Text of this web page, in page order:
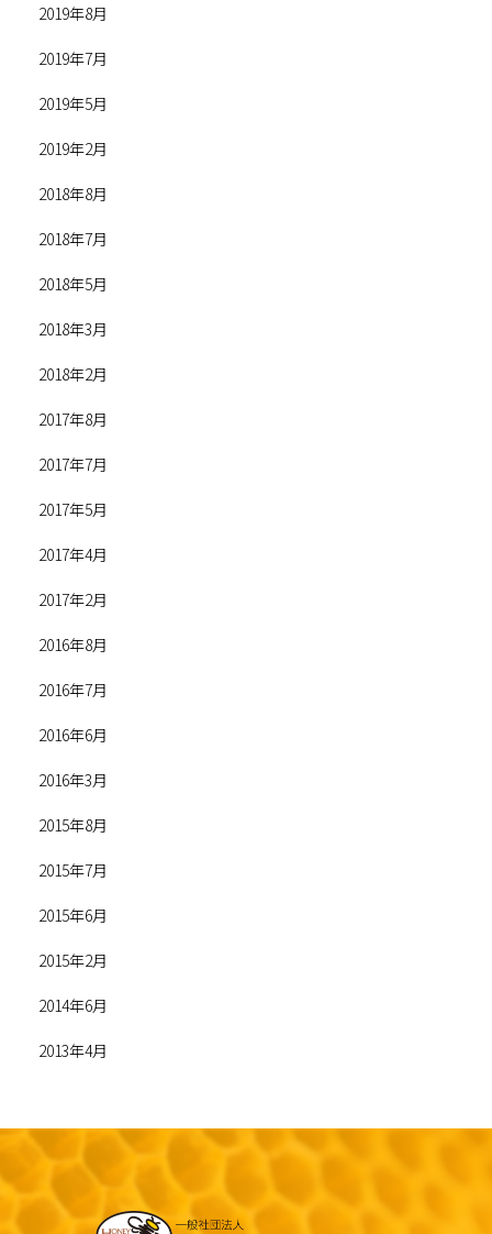
2019年8月
2019年7月
2019年5月
2019年2月
2018年8月
2018年7月
2018年5月
2018年3月
2018年2月
2017年8月
2017年7月
2017年5月
2017年4月
2017年2月
2016年8月
2016年7月
2016年6月
2016年3月
2015年8月
2015年7月
2015年6月
2015年2月
2014年6月
2013年4月